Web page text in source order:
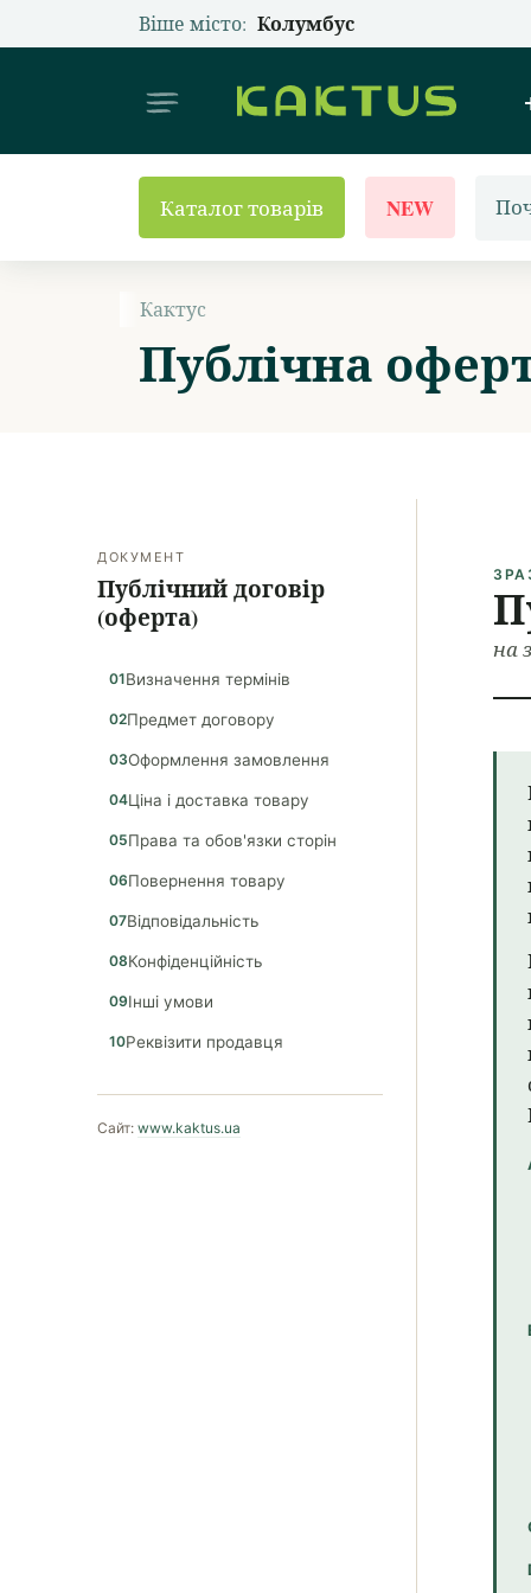
Віше місто: КолумбусОберіть своє місто
Каталог товарів NEW
Кактус
Публічна
ДОКУМЕНТ
Публічний договір
(оферта)
Визначення термінів
Предмет договору
Оформлення замовлення
Ціна і доставка товару
Права та обов'язки сторін
Повернення товару
Відповідальність
Конфіденційність
Інші умови
Реквізити продавця
Сайт: www.kaktus.ua
на